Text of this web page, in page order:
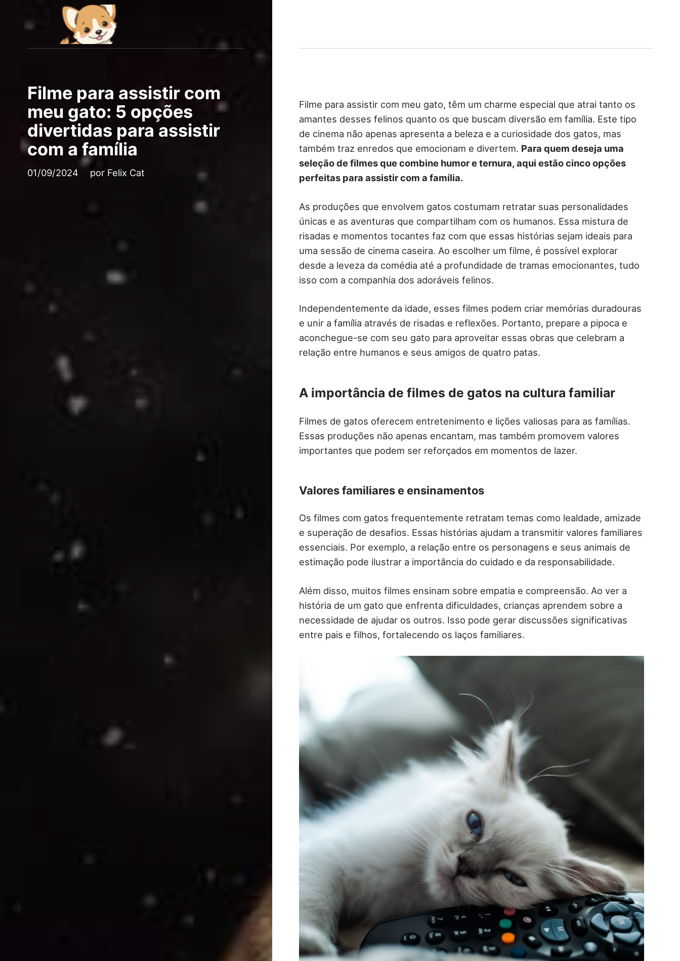
Filme para assistir com
meu gato: 5 opções
divertidas para assistir
com a família
01/09/2024 por Felix Cat
Filme para assistir com meu gato, têm um charme especial que atrai tanto os
amantes desses felinos quanto os que buscam diversão em família. Este tipo
de cinema não apenas apresenta a beleza e a curiosidade dos gatos, mas
também traz enredos que emocionam e divertem. Para quem deseja uma
seleção de filmes que combine humor e ternura, aqui estão cinco opções
perfeitas para assistir com a família.
As produções que envolvem gatos costumam retratar suas personalidades
únicas e as aventuras que compartilham com os humanos. Essa mistura de
risadas e momentos tocantes faz com que essas histórias sejam ideais para
uma sessão de cinema caseira. Ao escolher um filme, é possível explorar
desde a leveza da comédia até a profundidade de tramas emocionantes, tudo
isso com a companhia dos adoráveis felinos.
Independentemente da idade, esses filmes podem criar memórias duradouras
e unir a família através de risadas e reflexões. Portanto, prepare a pipoca e
aconchegue-se com seu gato para aproveitar essas obras que celebram a
relação entre humanos e seus amigos de quatro patas.
A importância de filmes de gatos na cultura familiar
Filmes de gatos oferecem entretenimento e lições valiosas para as famílias.
Essas produções não apenas encantam, mas também promovem valores
importantes que podem ser reforçados em momentos de lazer.
Valores familiares e ensinamentos
Os filmes com gatos frequentemente retratam temas como lealdade, amizade
e superação de desafios. Essas histórias ajudam a transmitir valores familiares
essenciais. Por exemplo, a relação entre os personagens e seus animais de
estimação pode ilustrar a importância do cuidado e da responsabilidade.
Além disso, muitos filmes ensinam sobre empatia e compreensão. Ao ver a
história de um gato que enfrenta dificuldades, crianças aprendem sobre a
necessidade de ajudar os outros. Isso pode gerar discussões significativas
entre pais e filhos, fortalecendo os laços familiares.